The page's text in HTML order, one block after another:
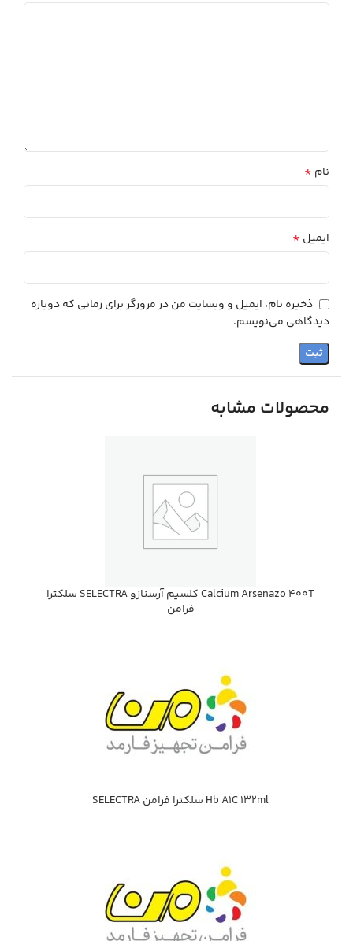
نام *
ایمیل *
ذخیره نام، ایمیل و وبسایت من در مرورگر برای زمانی که دوباره
دیدگاهی می‌نویسم.
محصولات مشابه
Calcium Arsenazo 400T كلسيم آرسنازو SELECTRA سلكترا
فرامن
Hb A1C 132ml سلكترا فرامن SELECTRA